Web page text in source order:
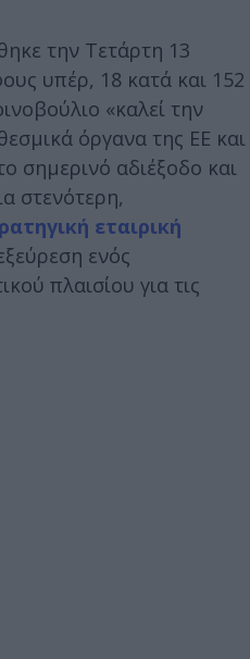
την Τετάρτη 13
υπέρ, 18 κατά και 152
«καλεί την
όργανα της ΕΕ και
σημερινό αδιέξοδο και
στενότερη,
εταιρική
ενός
πλαισίου για τις